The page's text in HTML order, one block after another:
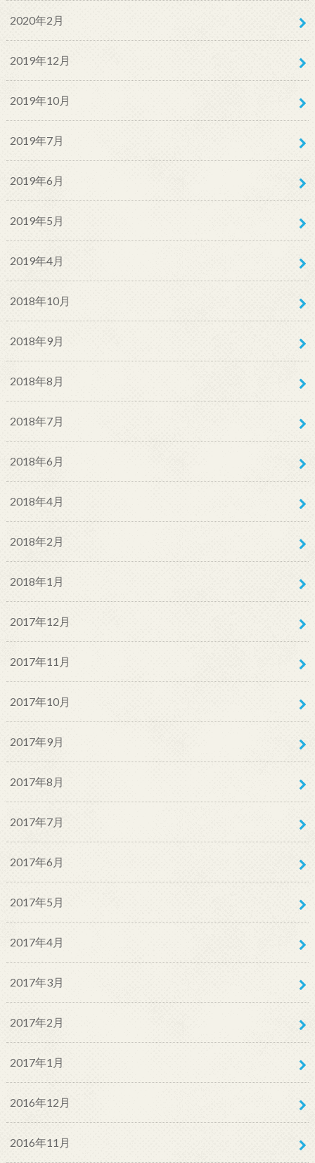
2020年2月
2019年12月
2019年10月
2019年7月
2019年6月
2019年5月
2019年4月
2018年10月
2018年9月
2018年8月
2018年7月
2018年6月
2018年4月
2018年2月
2018年1月
2017年12月
2017年11月
2017年10月
2017年9月
2017年8月
2017年7月
2017年6月
2017年5月
2017年4月
2017年3月
2017年2月
2017年1月
2016年12月
2016年11月